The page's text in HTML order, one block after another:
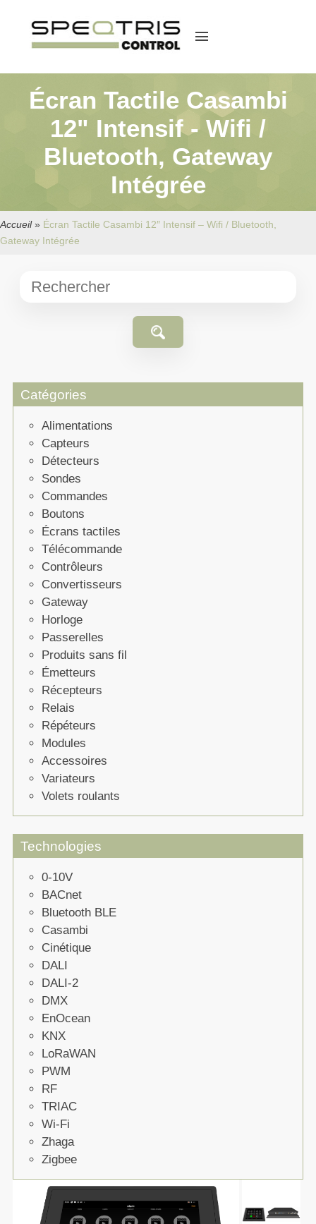
menu
Écran Tactile Casambi
12" Intensif - Wifi /
Bluetooth, Gateway
Intégrée
Accueil» Écran Tactile Casambi 12″ Intensif – Wifi / Bluetooth,
Gateway Intégrée
Catégories
Alimentations
Capteurs
Détecteurs
Sondes
Commandes
Boutons
Écrans tactiles
Télécommande
Contrôleurs
Convertisseurs
Gateway
Horloge
Passerelles
Produits sans fil
Émetteurs
Récepteurs
Relais
Répéteurs
Modules
Accessoires
Variateurs
Volets roulants
Technologies
0-10V
BACnet
Bluetooth BLE
Casambi
Cinétique
DALI
DALI-2
DMX
EnOcean
KNX
LoRaWAN
PWM
RF
TRIAC
Wi-Fi
Zhaga
Zigbee